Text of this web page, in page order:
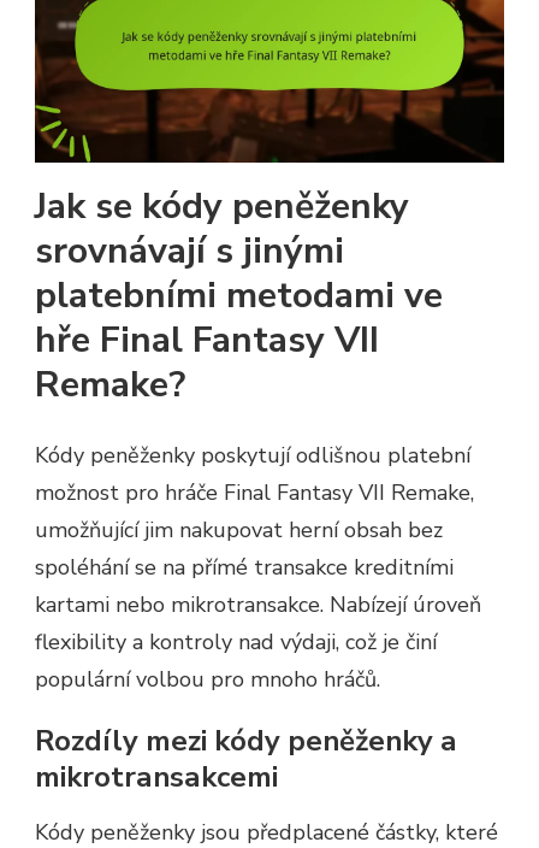
Jak se kódy peněženky
srovnávají s jinými
platebními metodami ve
hře Final Fantasy VII
Remake?
Kódy peněženky poskytují odlišnou platební
možnost pro hráče Final Fantasy VII Remake,
umožňující jim nakupovat herní obsah bez
spoléhání se na přímé transakce kreditními
kartami nebo mikrotransakce. Nabízejí úroveň
flexibility a kontroly nad výdaji, což je činí
populární volbou pro mnoho hráčů.
Rozdíly mezi kódy peněženky a
mikrotransakcemi
Kódy peněženky jsou předplacené částky, které